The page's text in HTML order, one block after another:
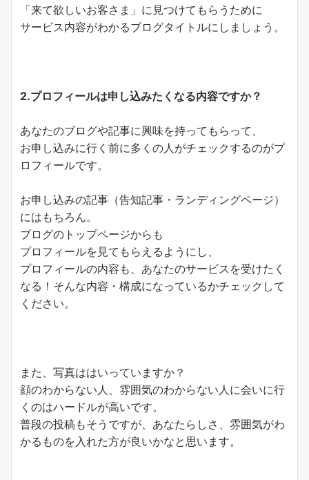
「来て欲しいお客さま」に見つけてもらうために
サービス内容がわかるブログタイトルにしましょう。
2.プロフィールは申し込みたくなる内容ですか？
あなたのブログや記事に興味を持ってもらって、
お申し込みに行く前に多くの人がチェックするのがプ
ロフィールです。
お申し込みの記事（告知記事・ランディングページ）
にはもちろん。
ブログのトップページからも
プロフィールを見てもらえるようにし、
プロフィールの内容も、あなたのサービスを受けたく
なる！そんな内容・構成になっているかチェックして
ください。
また、写真ははいっていますか？
顔のわからない人、雰囲気のわからない人に会いに行
くのはハードルが高いです。
普段の投稿もそうですが、あなたらしさ、雰囲気がわ
かるものを入れた方が良いかなと思います。